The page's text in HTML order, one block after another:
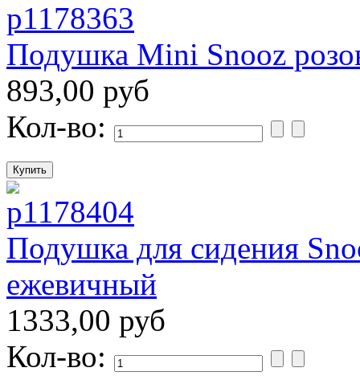
Подушка Mini Snooz
893,00 руб
Кол-во:
Подушка для сидения
ежевичный
1333,00 руб
Кол-во: